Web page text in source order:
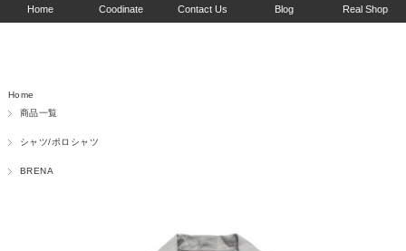
Home Coodinate Contact Us Blog Real Shop
Home
商品一覧
シャツ/ポロシャツ
BRENA